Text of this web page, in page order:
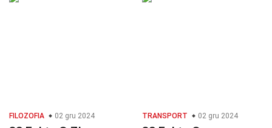
FILOZOFIA 02 gru 2024 TRANSPORT 02 gru 2024